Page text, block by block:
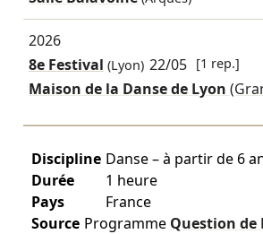
2026
8e Festival (Lyon) 22/05 [1 rep.]
Maison de la Danse de Lyon
Discipline Danse – à partir de 6
Durée
1 heure
Pays
France
Source Programme Question de